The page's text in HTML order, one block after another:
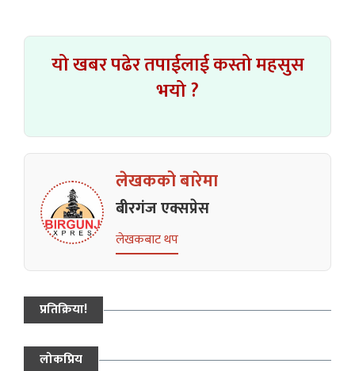
यो खबर पढेर तपाईलाई कस्तो महसुस
भयो ?
लेखकको बारेमा
बीरगंज एक्सप्रेस
लेखकबाट थप
प्रतिक्रिया!
लोकप्रिय